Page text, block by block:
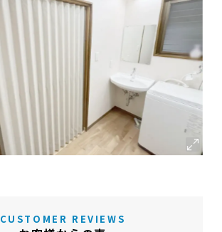
CUSTOMER REVIEWS